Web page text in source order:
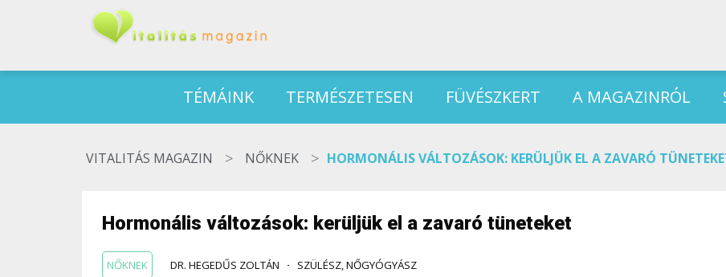
TÉMÁINK TERMÉSZETESEN FÜVÉSZKERT A MAGAZINRÓL
VITALITÁS MAGAZIN > NŐKNEK > HORMONÁLIS VÁLTOZÁSOK: KERÜLJÜK EL A ZAVARÓ
Hormonális változások: kerüljük el a zavaró tüneteket
NŐKNEK DR. HEGEDŰS ZOLTÁN SZÜLÉSZ, NŐGYÓGYÁSZ